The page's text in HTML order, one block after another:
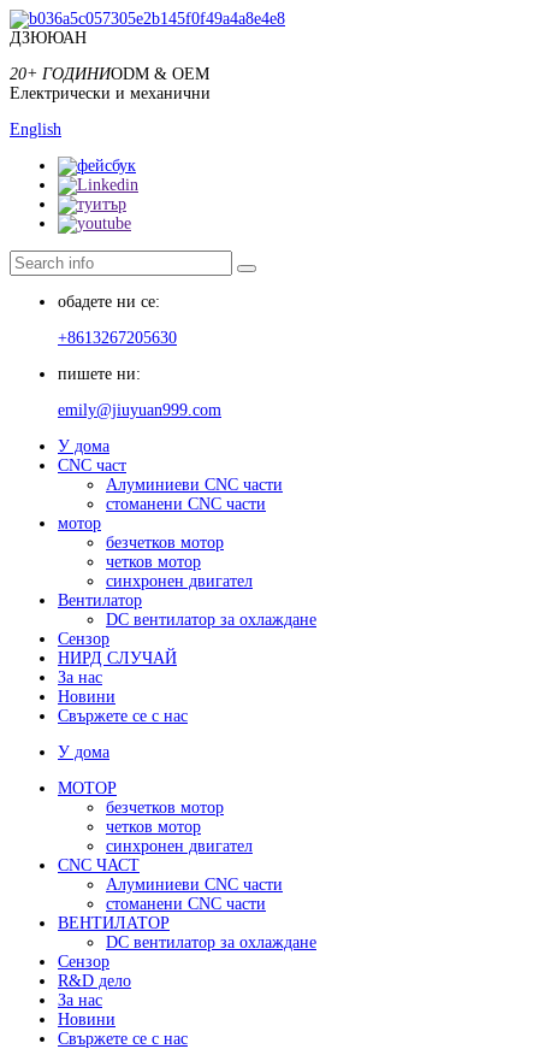
ДЗЮЮАН
20+ ГОДИНИODM & OEM
Електрически и механични
English
обадете ни се:
+8613267205630
пишете ни:
emily@jiuyuan999.com
У дома
CNC част
Алуминиеви CNC части
стоманени CNC части
мотор
безчетков мотор
четков мотор
синхронен двигател
Вентилатор
DC вентилатор за охлаждане
Сензор
НИРД СЛУЧАЙ
За нас
Новини
Свържете се с нас
У дома
МОТОР
безчетков мотор
четков мотор
синхронен двигател
CNC ЧАСТ
Алуминиеви CNC части
стоманени CNC части
ВЕНТИЛАТОР
DC вентилатор за охлаждане
Сензор
R&D дело
За нас
Новини
Свържете се с нас